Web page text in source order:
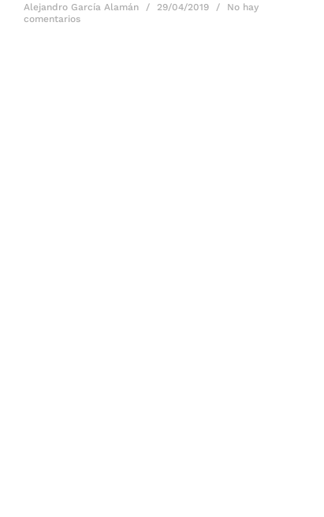
Alejandro García Alamán 29/04/2019
No hay
comentarios